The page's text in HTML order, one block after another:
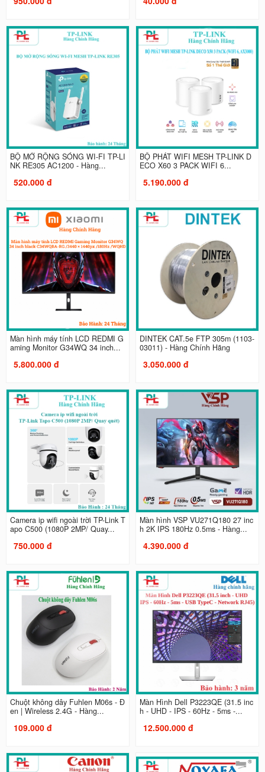
BỘ MỞ RỘNG SÓNG WI-FI TP-LI
NK RE305 AC1200 - Hàng...
520.000 đ
BỘ PHÁT WIFI MESH TP-LINK D
ECO X60 3 PACK WIFI 6...
5.190.000 đ
Màn hình máy tính LCD REDMI G
aming Monitor G34WQ 34 inch...
5.800.000 đ
DINTEK CAT.5e FTP 305m (1103-
03011) - Hàng Chính Hãng
3.050.000 đ
Camera ip wifi ngoài trời TP-Link T
apo C500 (1080P 2MP/ Quay...
750.000 đ
Màn hình VSP VU271Q180 27 inc
h 2K IPS 180Hz 0.5ms - Hàng...
4.390.000 đ
Chuột không dây Fuhlen M06s - Đ
en | Wireless 2.4G - Hàng...
109.000 đ
Màn Hình Dell P3223QE (31.5 inc
h - UHD - IPS - 60Hz - 5ms -...
12.500.000 đ